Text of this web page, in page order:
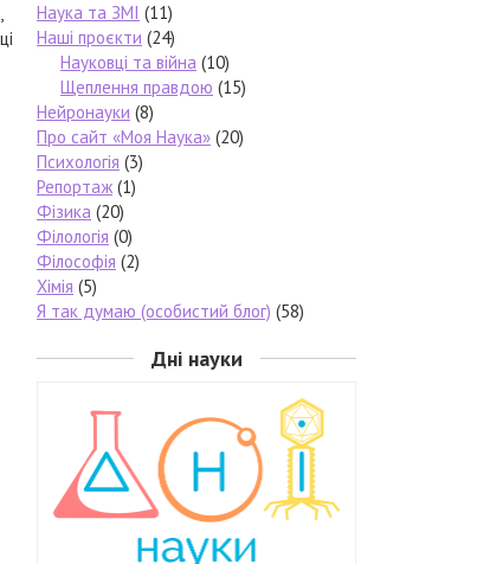
Наука та ЗМІ (11)
Наші проєкти (24)
Науковці та війна (10)
Щеплення правдою (15)
Нейронауки (8)
Про сайт «Моя Наука» (20)
Психологія (3)
Репортаж(1)
Фізика (20)
Філологія (0)
Філософія (2)
Хімія (5)
Я так думаю (особистий блог) (58)
Дні науки